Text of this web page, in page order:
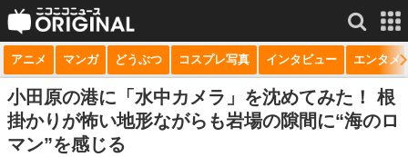
サービス一覧 もっと見る
niconico
動画
アニメ マンガ どうぶつ コスプレ写真 インタビュー エンタメ
小田原の港に「水中カメラ」を沈めてみた！ 根
掛かりが怖い地形ながらも岩場の隙間に“海のロ
マン”を感じる